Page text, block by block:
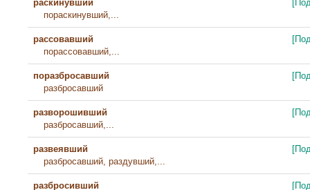
раскинувший
пораскинувший,...
рассовавший
порассовавший,...
поразбросавший
разбросавший
разворошивший
разбросавший,...
развеявший
разбросавший, раздувший,...
разбросивший